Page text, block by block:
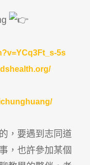
5s
，要遇到志同道
，也許參加某個